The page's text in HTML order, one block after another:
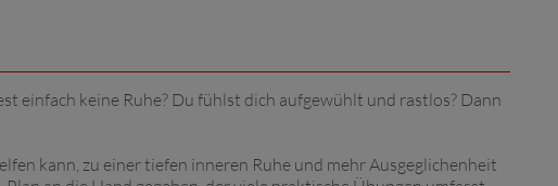
einfach keine Ruhe? Du fühlst dich aufgewühlt und rastlos? Dann
kann, zu einer tiefen inneren Ruhe und mehr Ausgeglichenheit